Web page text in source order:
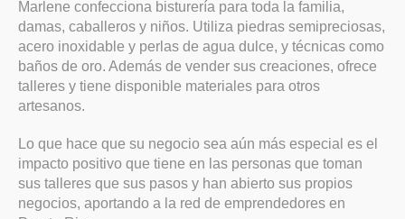
Marlene confecciona bisturería para toda la familia,
damas, caballeros y niños. Utiliza piedras semipreciosas,
acero inoxidable y perlas de agua dulce, y técnicas como
baños de oro. Además de vender sus creaciones, ofrece
talleres y tiene disponible materiales para otros
artesanos.
Lo que hace que su negocio sea aún más especial es el
impacto positivo que tiene en las personas que toman
sus talleres que sus pasos y han abierto sus propios
negocios, aportando a la red de emprendedores en